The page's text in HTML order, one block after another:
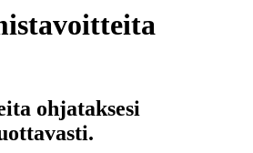
ohjataksesi